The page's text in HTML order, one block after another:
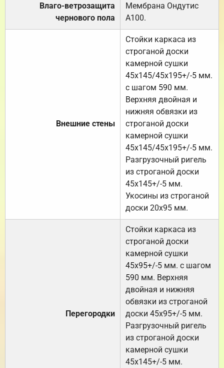
Влаго-ветрозащита
чернового пола
Мембрана Ондутис
А100.
Внешние стены
Стойки каркаса из
строганой доски
камерной сушки
45х145/45х195+/-5 мм.
с шагом 590 мм.
Верхняя двойная и
нижняя обвязки из
строганой доски
камерной сушки
45х145/45х195+/-5 мм.
Разгрузочный ригель
из строганой доски
45х145+/-5 мм.
Укосины из строганой
доски 20х95 мм.
Перегородки
Стойки каркаса из
строганой доски
камерной сушки
45х95+/-5 мм. с шагом
590 мм. Верхняя
двойная и нижняя
обвязки из строганой
доски 45х95+/-5 мм.
Разгрузочный ригель
из строганой доски
камерной сушки
45х145+/-5 мм.